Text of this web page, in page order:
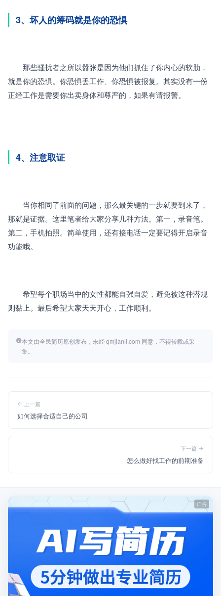
3、坏人的筹码就是你的恐惧
那些骚扰者之所以嚣张是因为他们抓住了你内心的软肋，
就是你的恐惧。你恐惧丢工作、你恐惧被报复。其实没有一份
正经工作是需要你出卖身体和尊严的，如果有请报警。
4、注意取证
当你相同了前面的问题，那么最关键的一步就要到来了，
那就是证据。这里笔者给大家分享几种方法。第一，录音笔。
第二，手机拍照。简单使用，还有接电话一定要记得开启录音
功能哦。
希望每个职场当中的女性都能自强自爱，避免被这种潜规
则黏上。最后希望大家天天开心，工作顺利。
本文由全民简历原创发布，未经 qmjianli.com 同意，不得转载或采
集。
上一篇
如何选择合适自己的公司
下一篇
怎么做好找工作的前期准备